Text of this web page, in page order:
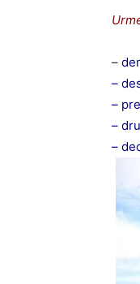
–
–
–
–
–